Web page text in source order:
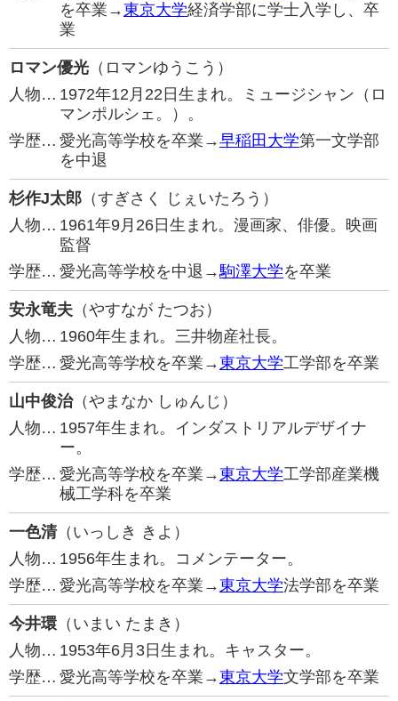
を卒業→東京大学経済学部に学士入学し、卒
業
ロマン優光 （ロマンゆうこう）
人物… 1972年12月22日生まれ。ミュージシャン（ロ
マンポルシェ。）。
学歴… 愛光高等学校を卒業→早稲田大学第一文学部
を中退
杉作J太郎 （すぎさく じぇいたろう）
人物… 1961年9月26日生まれ。漫画家、俳優。映画
監督
学歴… 愛光高等学校を中退→駒澤大学を卒業
安永竜夫 （やすなが たつお）
人物… 1960年生まれ。三井物産社長。
学歴… 愛光高等学校を卒業→東京大学工学部を卒業
山中俊治（やまなか しゅんじ）
人物… 1957年生まれ。インダストリアルデザイナ
ー。
学歴… 愛光高等学校を卒業→東京大学工学部産業機
械工学科を卒業
一色清（いっしき きよ）
人物… 1956年生まれ。コメンテーター。
学歴… 愛光高等学校を卒業→東京大学法学部を卒業
今井環 （いまい たまき）
人物… 1953年6月3日生まれ。キャスター。
学歴… 愛光高等学校を卒業→東京大学文学部を卒業